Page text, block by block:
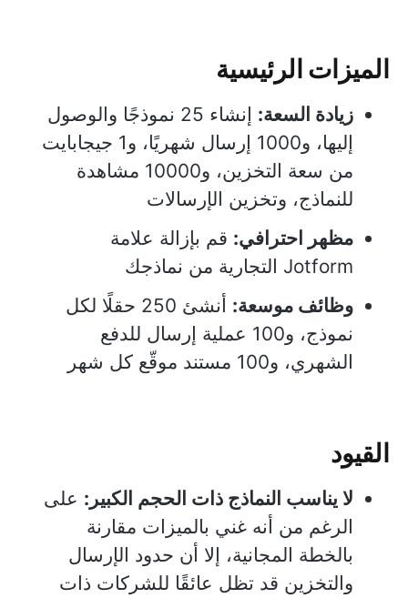
الميزات الرئيسية
زيادة السعة:
إنشاء 25 نموذجًا والوصول
إليها، و1000 إرسال شهريًا، و1 جيجابايت
من سعة التخزين، و10000 مشاهدة
للنماذج، وتخزين الإرسالات
مظهر احترافي: قم بإزالة علامة
Jotform التجارية من نماذجك
وظائف موسعة:
أنشئ 250 حقلًا لكل
نموذج، و100 عملية إرسال للدفع
الشهري، و100 مستند موقّع كل شهر
القيود
لا يناسب النماذج ذات الحجم الكبير: على
الرغم من أنه غني بالميزات مقارنة
بالخطة المجانية، إلا أن حدود الإرسال
والتخزين قد تظل عائقًا للشركات ذات